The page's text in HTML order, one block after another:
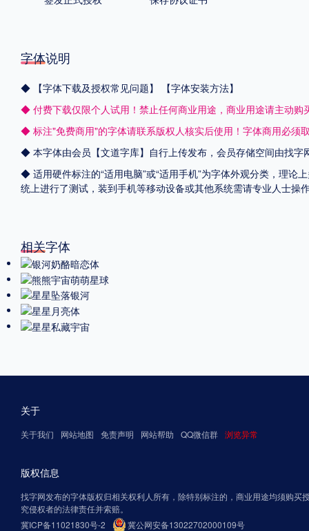
字体说明
◆ 【字体下载及授权常见问题】
【字体安装方法】
◆ 付费下载仅限个人试用！禁止任何商业用途，商业用途请主动购
◆ 标注"免费商用"的字体请联系版权人核实后使用！字体商用必须
◆ 本字体由会员【文道字库】自行上传发布，会员存储空间由找
◆ 适用硬件标注的“适用电脑”或“适用手机”为字体外观分类，理论
统上进行了测试，装到手机等移动设备或其他系统需请专业人士
相关字体
关于
关于我们 网站地图 免责声明 网站帮助 QQ微信群 浏览异常
版权信息
找字网发布的字体版权归相关权利人所有，除特别标注的，商业用途均须购买
究侵权者的法律责任并索赔。
冀ICP备11021830号-2
冀公网安备13022702000109号